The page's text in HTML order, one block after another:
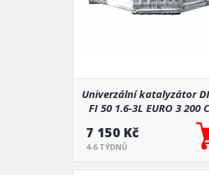
Univerzální katalyzátor
FI 50 1.6-3L EURO 3 200
7 150 Kč
4-6 TÝDNŮ